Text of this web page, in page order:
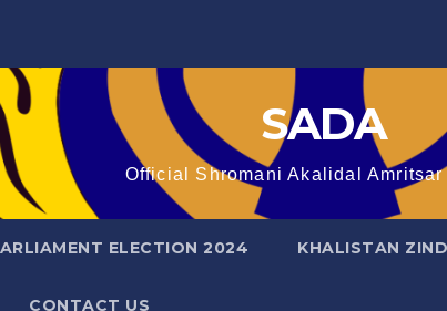
SADA
Official Shromani Akalidal Amritsar
ELECTION 2024 KHALISTAN
CONTACT US